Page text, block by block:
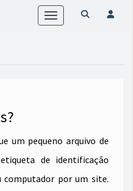
Toggle
navigation
um pequeno arquivo de
de identificação
computador por um site.